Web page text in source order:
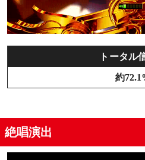
トータル
約
絶唱演出